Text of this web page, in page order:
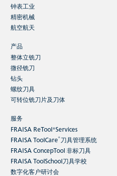
现在继续阅读
可持续发展
钟表工业
精密机械
航空航天
产品
整体立铣刀
微径铣刀
钻头
螺纹刀具
可转位铣刀片及刀体
服务
FRAISA ReTool®Services
FRAISA ToolCare®刀具管理系统
FRAISA ConcepTool 非标刀具
FRAISA ToolSchool刀具学校
数字化客户研讨会